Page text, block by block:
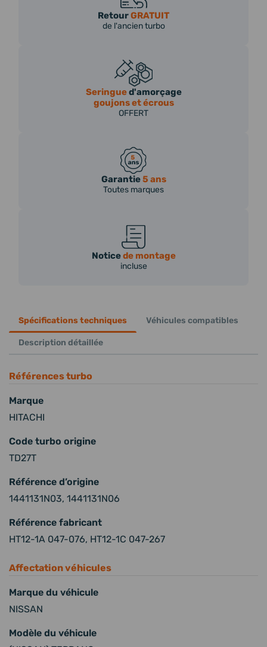
RetourGRATUIT
de l'ancien turbo
Seringued'amorçage
goujons et écrous
OFFERT
Garantie5 ans
Toutes marques
Noticede montage
incluse
Spécifications techniques Véhicules compatibles
Description détaillée
Références turbo
Marque
HITACHI
Code turbo origine
TD27T
Référence d’origine
1441131N03, 1441131N06
Référence fabricant
HT12-1A 047-076, HT12-1C 047-267
Affectation véhicules
Marque du véhicule
NISSAN
Modèle du véhicule